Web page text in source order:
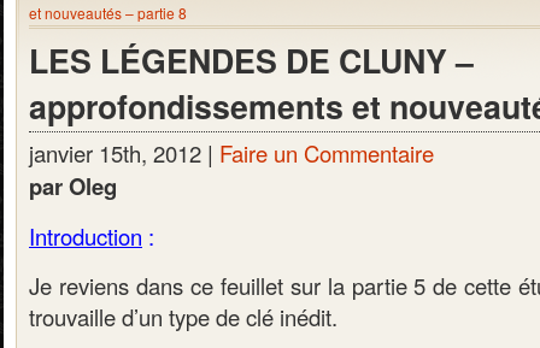
et nouveautés – partie 8
LES LÉGENDES DE CLUNY –
approfondissements et
janvier 15th, 2012 | Faire un Commentaire
par Oleg
Introduction :
Je reviens dans ce feuillet sur la partie 5 de cette
trouvaille d’un type de clé inédit.